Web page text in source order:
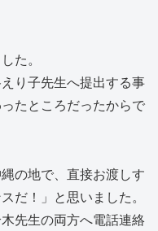
た。
り子先生へ提出する事
たところだったからで
の地で、直接お渡しす
だ！」と思いました。
先生の両方へ電話連絡